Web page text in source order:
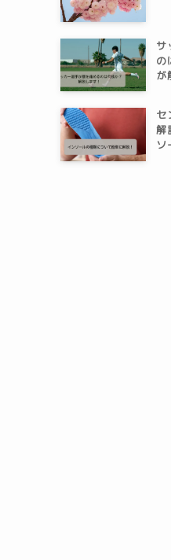
サ
の
が
セ
解
ソ